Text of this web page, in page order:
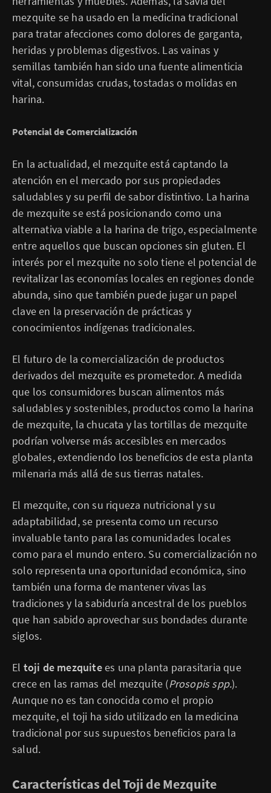
mezquite se ha usado en la medicina tradicional
para tratar afecciones como dolores de garganta,
heridas y problemas digestivos. Las vainas y
semillas también han sido una fuente alimenticia
vital, consumidas crudas, tostadas o molidas en
harina.
Potencial de Comercialización
En la actualidad, el mezquite está captando la
atención en el mercado por sus propiedades
saludables y su perfil de sabor distintivo. La harina
de mezquite se está posicionando como una
alternativa viable a la harina de trigo, especialmente
entre aquellos que buscan opciones sin gluten. El
interés por el mezquite no solo tiene el potencial de
revitalizar las economías locales en regiones donde
abunda, sino que también puede jugar un papel
clave en la preservación de prácticas y
conocimientos indígenas tradicionales.
El futuro de la comercialización de productos
derivados del mezquite es prometedor. A medida
que los consumidores buscan alimentos más
saludables y sostenibles, productos como la harina
de mezquite, la chucata y las tortillas de mezquite
podrían volverse más accesibles en mercados
globales, extendiendo los beneficios de esta planta
milenaria más allá de sus tierras natales.
El mezquite, con su riqueza nutricional y su
adaptabilidad, se presenta como un recurso
invaluable tanto para las comunidades locales
como para el mundo entero. Su comercialización no
solo representa una oportunidad económica, sino
también una forma de mantener vivas las
tradiciones y la sabiduría ancestral de los pueblos
que han sabido aprovechar sus bondades durante
siglos.
El toji de mezquitees una planta parasitaria que
crece en las ramas del mezquite (Prosopis spp.).
Aunque no es tan conocida como el propio
mezquite, el toji ha sido utilizado en la medicina
tradicional por sus supuestos beneficios para la
salud.
Características del Toji de Mezquite